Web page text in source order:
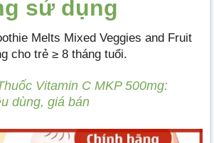
sử dụng
Melts Mixed Veggies and Fruit
cho trẻ ≥ 8 tháng tuổi.
Vitamin C MKP 500mg:
dùng, giá bán